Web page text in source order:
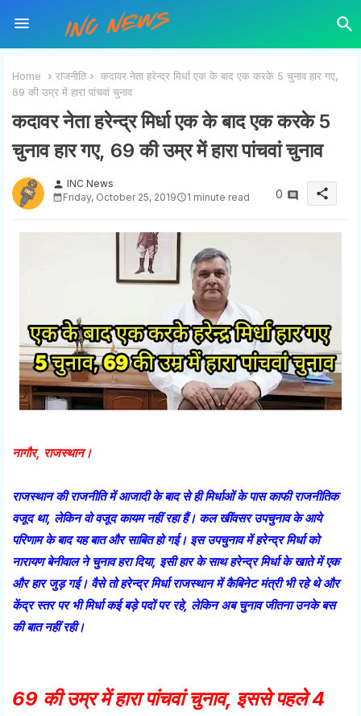
Home राजनीति
कदावर नेता हरेन्द्र मिर्धा एक के बाद एक करके 5 चुनाव हार गए,
69 की उम्र में हारा पांचवां चुनाव
कदावर नेता हरेन्द्र मिर्धा एक के बाद एक करके 5
चुनाव हार गए, 69 की उम्र में हारा पांचवां चुनाव
person INC News
Friday, October 25, 2019
1 minute read 0 share
नागौर, राजस्थान।
राजस्थान की राजनीति में आजादी के बाद से ही मिर्धाओं के पास काफी राजनीतिक
वजूद था, लेकिन वो वजूद कायम नहीं रहा हैं। कल खींवसर उपचुनाव के आये
परिणाम के बाद यह बात और साबित हो गई। इस उपचुनाव में हरेन्द्र मिर्धा को
नारायण बेनीवाल ने चुनाव हरा दिया, इसी हार के साथ हरेन्द्र मिर्धा के खाते में एक
और हार जुड़ गई। वैसे तो हरेन्द्र मिर्धा राजस्थान में कैबिनेट मंत्री भी रहे थे और
केंद्र स्तर पर भी मिर्धा कई बड़े पदों पर रहे, लेकिन अब चुनाव जीतना उनके बस
की बात नहीं रही।
69 की उम्र में हारा पांचवां चुनाव, इससे पहले 4